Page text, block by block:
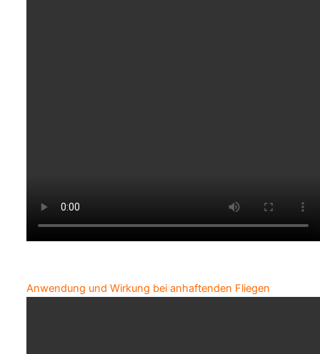
Anwendung und Wirkung bei anhaftenden Fliegen